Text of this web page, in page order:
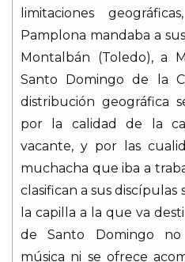
limitaciones
Pamplona mandaba a
Montalbán (Toledo), a
Santo Domingo de la
distribución geográfica
por la calidad de la
vacante, y por las
muchacha que iba a
clasifican a sus
la capilla a la que va
de Santo Domingo
música ni se ofrece